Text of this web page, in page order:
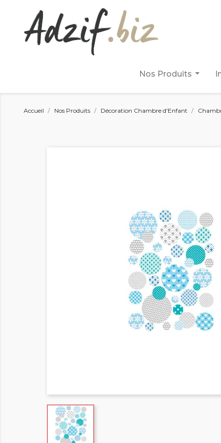
arrow_drop_down
Nos Produits
Accueil Nos Produits Décoration Chambre d'Enfant